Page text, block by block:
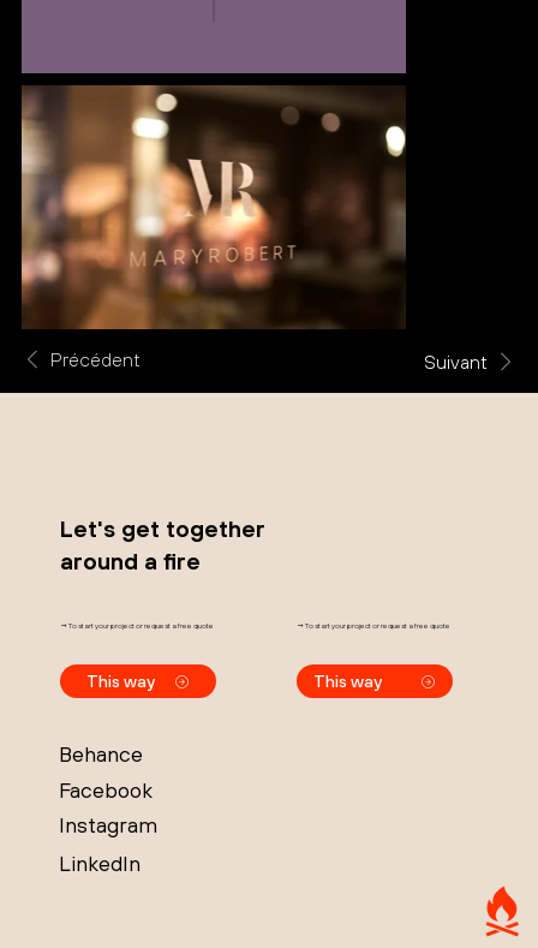
Précédent Suivant
Let's get together
around a fire
→ To start your project or request a free quote
This way
→ To start your project or request a free quote
This way
Behance
Facebook
Instagram
LinkedIn